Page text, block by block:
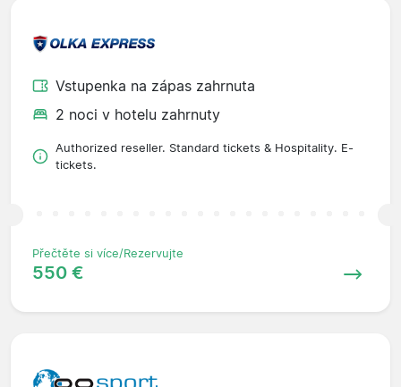
Vstupenka na zápas zahrnuta
2 noci v hotelu zahrnuty
Authorized reseller. Standard tickets & Hospitality. E-
tickets.
Přečtěte si více/Rezervujte
550 €